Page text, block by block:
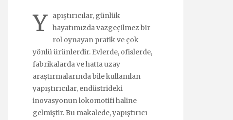
Y
apıştırıcılar, günlük
hayatımızda vazgeçilmez bir
rol oynayan pratik ve çok
yönlü ürünlerdir. Evlerde, ofislerde,
fabrikalarda ve hatta uzay
araştırmalarında bile kullanılan
yapıştırıcılar, endüstrideki
inovasyonun lokomotifi haline
gelmiştir. Bu makalede, yapıştırıcı